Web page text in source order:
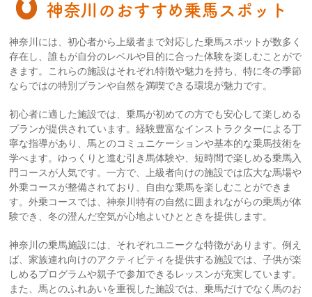
神奈川のおすすめ乗馬スポット
神奈川には、初心者から上級者まで対応した乗馬スポットが数多く
存在し、誰もが自分のレベルや目的に合った体験を楽しむことがで
きます。これらの施設はそれぞれ特徴や魅力を持ち、特に冬の季節
ならではの特別プランや自然を満喫できる環境が魅力です。
初心者に適した施設では、乗馬が初めての方でも安心して楽しめる
プランが提供されています。経験豊富なインストラクターによる丁
寧な指導があり、馬とのコミュニケーションや基本的な乗馬技術を
学べます。ゆっくりと進む引き馬体験や、短時間で楽しめる乗馬入
門コースが人気です。一方で、上級者向けの施設では広大な馬場や
外乗コースが整備されており、自由な乗馬を楽しむことができま
す。外乗コースでは、神奈川特有の自然に囲まれながらの乗馬が体
験でき、冬の澄んだ空気が心地よいひとときを提供します。
神奈川の乗馬施設には、それぞれユニークな特徴があります。例え
ば、家族連れ向けのアクティビティを提供する施設では、子供が楽
しめるプログラムや親子で参加できるレッスンが充実しています。
また、馬とのふれあいを重視した施設では、乗馬だけでなく馬のお